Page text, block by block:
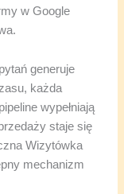
w Google
generuje
każda
wypełniają
staje się
Wizytówka
mechanizm